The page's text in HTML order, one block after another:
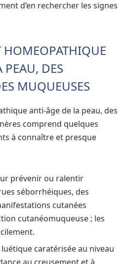
d’en rechercher les signes
HOMEOPATHIQUE
DES
MUQUEUSES
anti-âge de la peau, des
comprend quelques
à connaître et presque
prévenir ou ralentir
séborrhéiques, des
cutanées
cutanéomuqueuse ; les
caratérisée au niveau